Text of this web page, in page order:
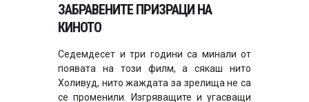
ЗАБРАВЕНИТЕ ПРИЗРАЦИ НА
КИНОТО
Седемдесет и три години са минали от
появата на този филм, а сякаш нито
Холивуд, нито жаждата за зрелища не са
се променили. Изгряващите и угасващи